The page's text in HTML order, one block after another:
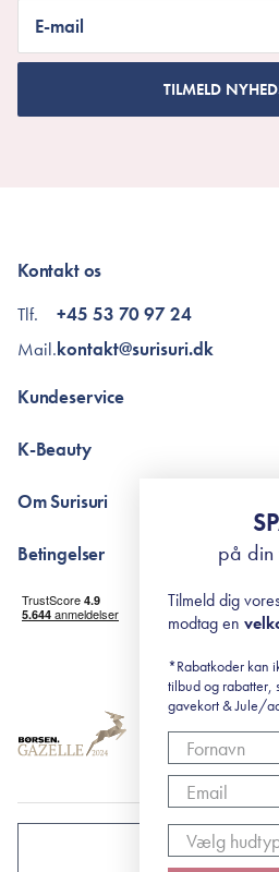
E-mail
TILMELD
Kontakt os
Tlf.
Mail.
+45 53 70 97 24
kontakt@surisuri.dk
Kundeservice
The K-Beauty Box - spørgsmål og
RE-ZIP
K-Beauty
Retinol for begyndere
surisuri's mini guide til rosacea
Om Surisuri
Black Friday
Betingelser
Levering og returnering
Handelsbetingelser
Abonnementsbetingelser
på
Tilmeld dig
modtag en
*Rabatkoder kan
tilbud og rabatter,
gavekort & Jule/